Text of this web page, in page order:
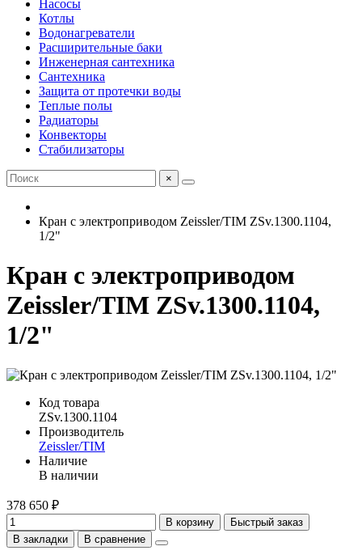
Насосы
Котлы
Водонагреватели
Расширительные баки
Инженерная сантехника
Сантехника
Защита от протечки воды
Теплые полы
Радиаторы
Конвекторы
Стабилизаторы
×
Кран с электроприводом Zeissler/TIM ZSv.1300.1104,
1/2"
Кран с электроприводом
Zeissler/TIM ZSv.1300.1104,
1/2"
Код товара
ZSv.1300.1104
Производитель
Zeissler/TIM
Наличие
В наличии
378 650 ₽
В корзину
Быстрый заказ
В закладки
В сравнение